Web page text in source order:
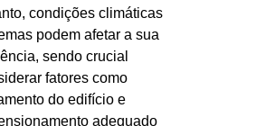
condições climáticas
podem afetar a sua
sendo crucial
fatores como
do edifício e
adequado